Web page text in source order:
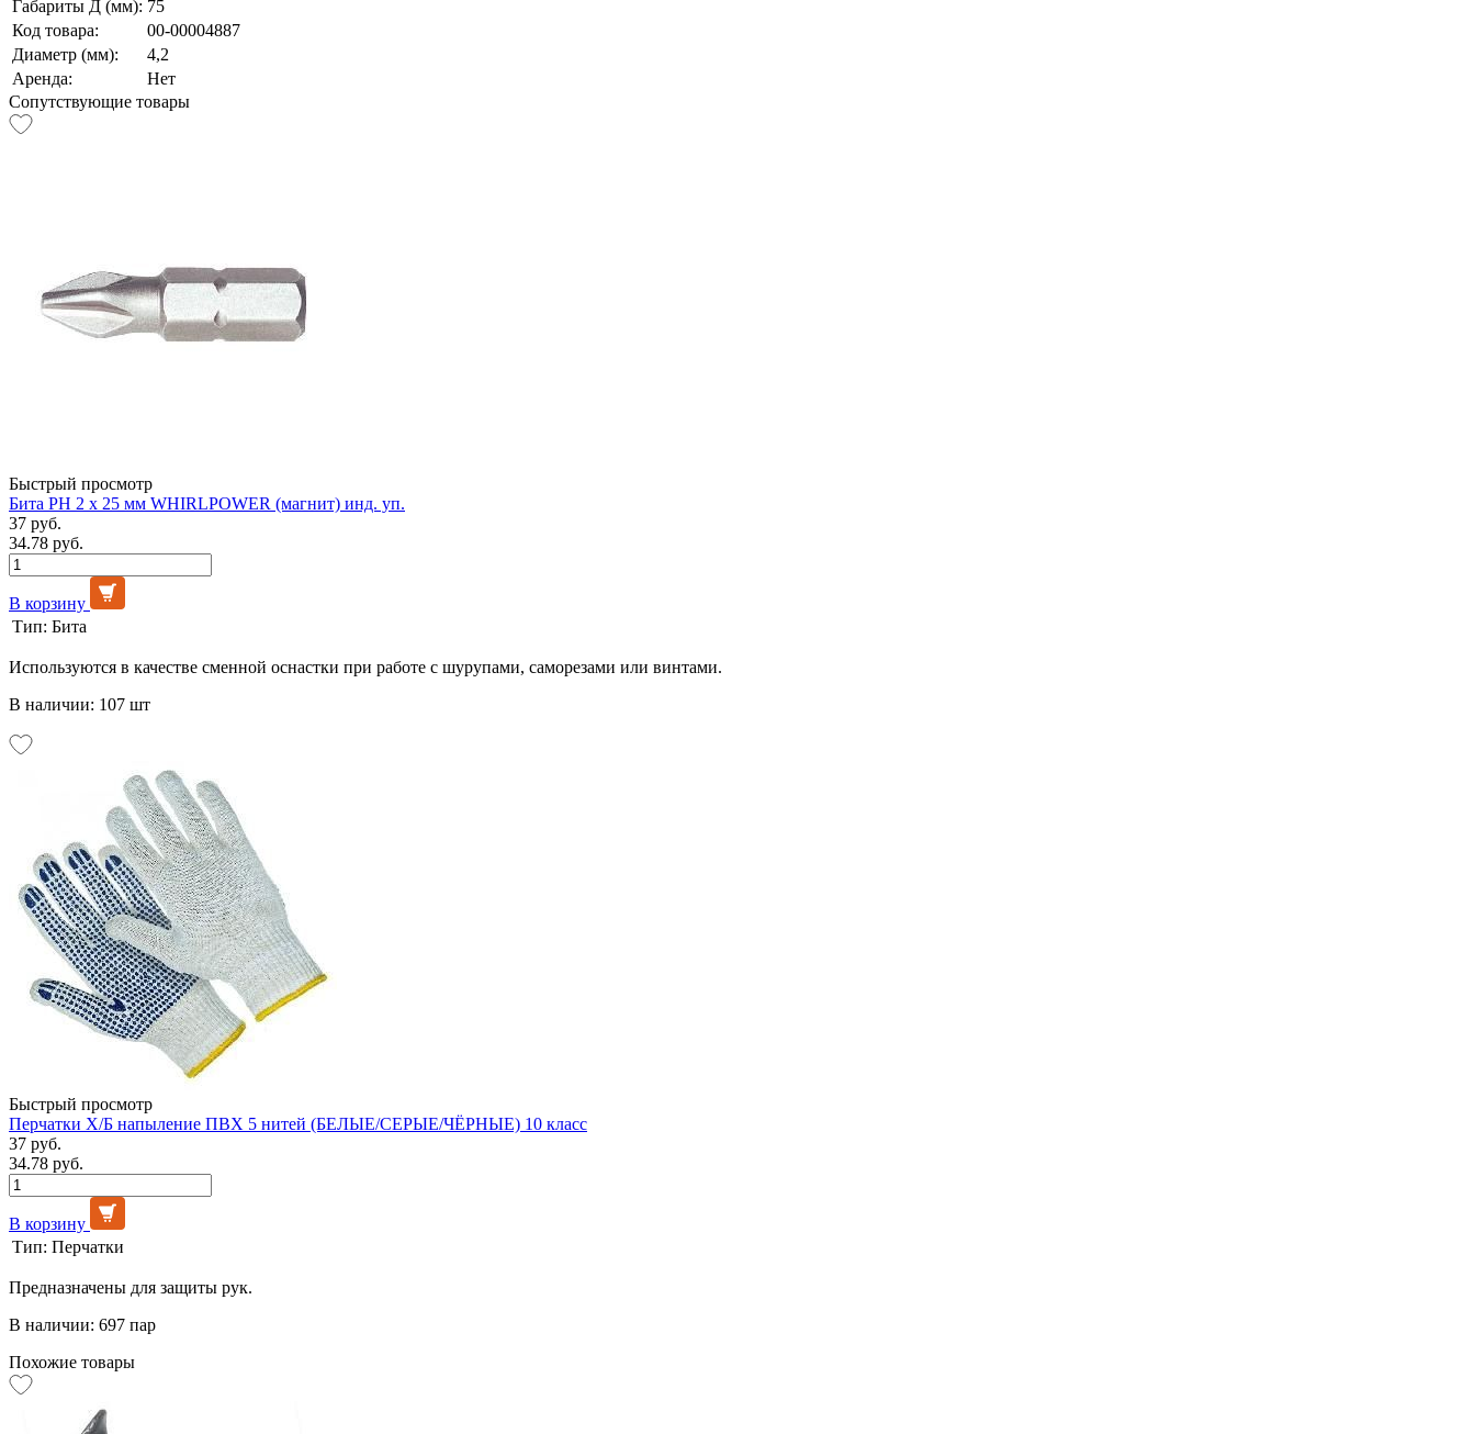
Габариты Д (мм): 75
Код товара:
00-00004887
Диаметр (мм):
4,2
Аренда:
Нет
Сопутствующие товары
Быстрый просмотр
Бита PH 2 х 25 мм WHIRLPOWER (магнит) инд. уп.
37 руб.
34.78 руб.
В корзину
Тип: Бита
Используются в качестве сменной оснастки при работе с шурупами, саморезами или винтами.
В наличии: 107 шт
Быстрый просмотр
Перчатки Х/Б напыление ПВХ 5 нитей (БЕЛЫЕ/СЕРЫЕ/ЧЁРНЫЕ) 10 класс
37 руб.
34.78 руб.
В корзину
Тип: Перчатки
Предназначены для защиты рук.
В наличии: 697 пар
Похожие товары